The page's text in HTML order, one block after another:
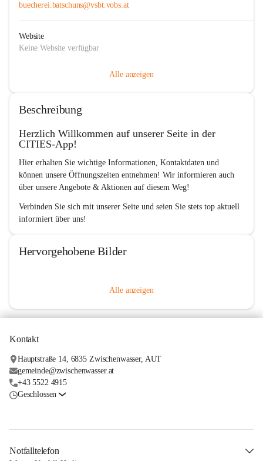
buecherei.batschuns@vsbt.vobs.at
Website
Keine Website verfügbar
Alle anzeigen
Beschreibung
Herzlich Willkommen auf unserer Seite in der
CITIES-App!
Hier erhalten Sie wichtige Informationen, Kontaktdaten und
können unsere Öffnungszeiten entnehmen! Wir informieren auch
über unsere Angebote & Aktionen auf diesem Weg!
Verbinden Sie sich mit unserer Seite und seien Sie stets top aktuell
informiert über uns!
Hervorgehobene Bilder
Alle anzeigen
Kontakt
Hauptstraße 14, 6835 Zwischenwasser, AUT
gemeinde@zwischenwasser.at
+43 5522 4915
Geschlossen
Notfalltelefon